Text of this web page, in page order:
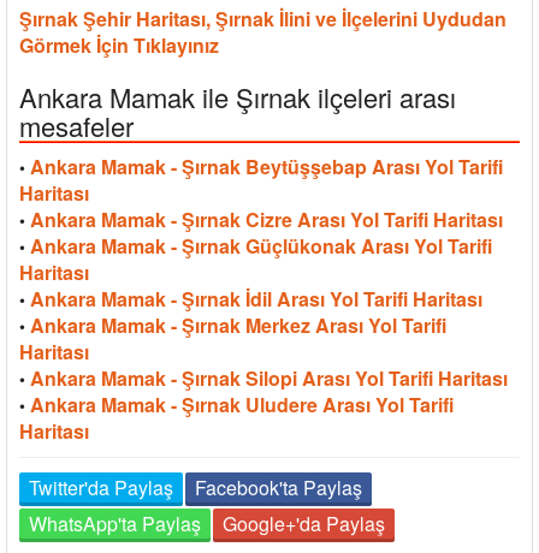
Şırnak Şehir Haritası, Şırnak İlini ve İlçelerini Uydudan
Görmek İçin Tıklayınız
Ankara Mamak ile Şırnak ilçeleri arası
mesafeler
• Ankara Mamak - Şırnak Beytüşşebap Arası Yol Tarifi
Haritası
• Ankara Mamak - Şırnak Cizre Arası Yol Tarifi Haritası
• Ankara Mamak - Şırnak Güçlükonak Arası Yol Tarifi
Haritası
• Ankara Mamak - Şırnak İdil Arası Yol Tarifi Haritası
• Ankara Mamak - Şırnak Merkez Arası Yol Tarifi
Haritası
• Ankara Mamak - Şırnak Silopi Arası Yol Tarifi Haritası
• Ankara Mamak - Şırnak Uludere Arası Yol Tarifi
Haritası
Twitter'da Paylaş
Facebook'ta Paylaş
WhatsApp'ta Paylaş
Google+'da Paylaş